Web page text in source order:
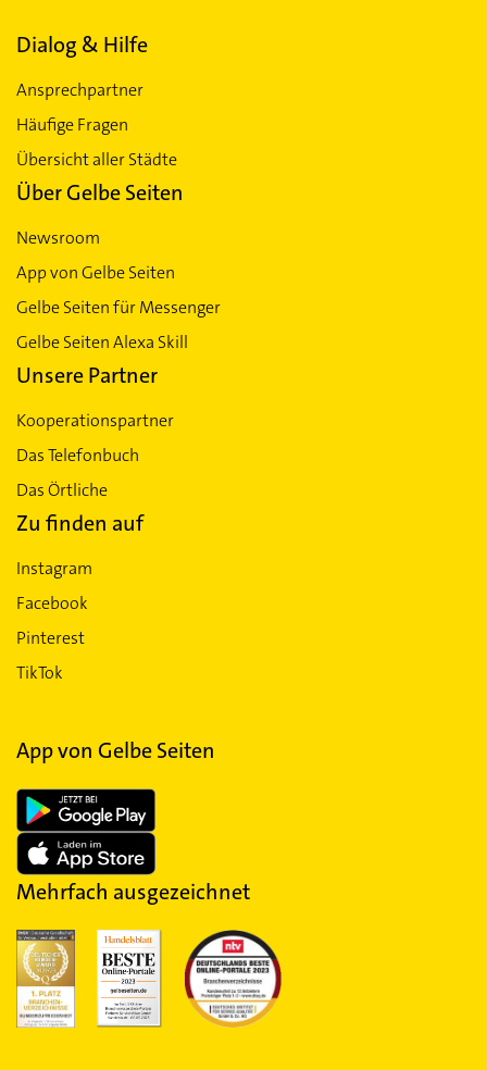
Dialog & Hilfe
Ansprechpartner
Häufige Fragen
Übersicht aller Städte
Über Gelbe Seiten
Newsroom
App von Gelbe Seiten
Gelbe Seiten für Messenger
Gelbe Seiten Alexa Skill
Unsere Partner
Kooperationspartner
Das Telefonbuch
Das Örtliche
Zu finden auf
Instagram
Facebook
Pinterest
TikTok
App von Gelbe Seiten
Mehrfach ausgezeichnet